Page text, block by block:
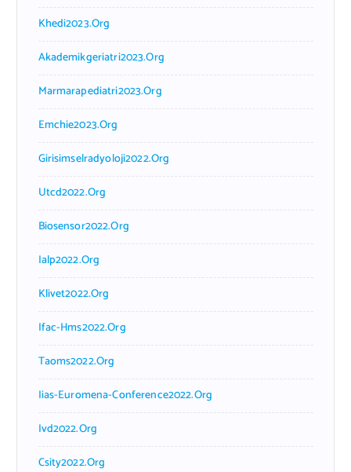
Khedi2023.org
Akademikgeriatri2023.org
Marmarapediatri2023.org
Emchie2023.org
Girisimselradyoloji2022.org
Utcd2022.org
Biosensor2022.org
Ialp2022.org
Klivet2022.org
Ifac-Hms2022.org
Taoms2022.org
Iias-Euromena-Conference2022.org
Ivd2022.org
Csity2022.org